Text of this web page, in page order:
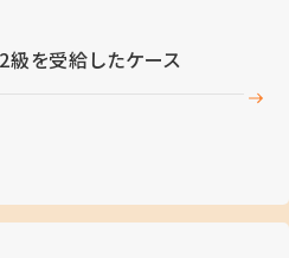
を受給したケース